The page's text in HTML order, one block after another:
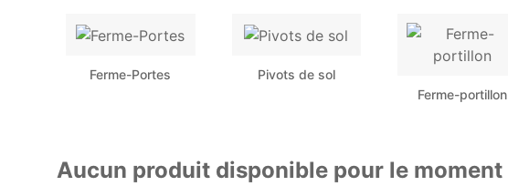
Ferme-Portes
Pivots de sol
Ferme-portillon
Aucun produit disponible pour le moment